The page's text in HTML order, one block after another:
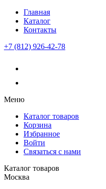
Главная
Каталог
Контакты
+7 (812) 926-42-78
Меню
Каталог товаров
Корзина
Избранное
Войти
Связаться с нами
Каталог товаров
Москва